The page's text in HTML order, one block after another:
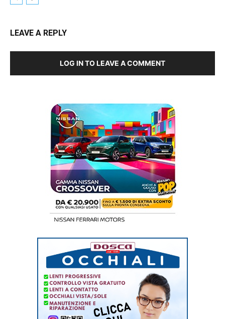
LEAVE A REPLY
LOG IN TO LEAVE A COMMENT